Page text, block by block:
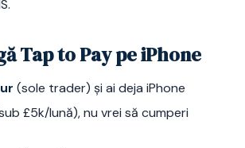
Tap to Pay pe iPhone
(sole trader) și ai deja iPhone
£5k/lună), nu vrei să cumperi